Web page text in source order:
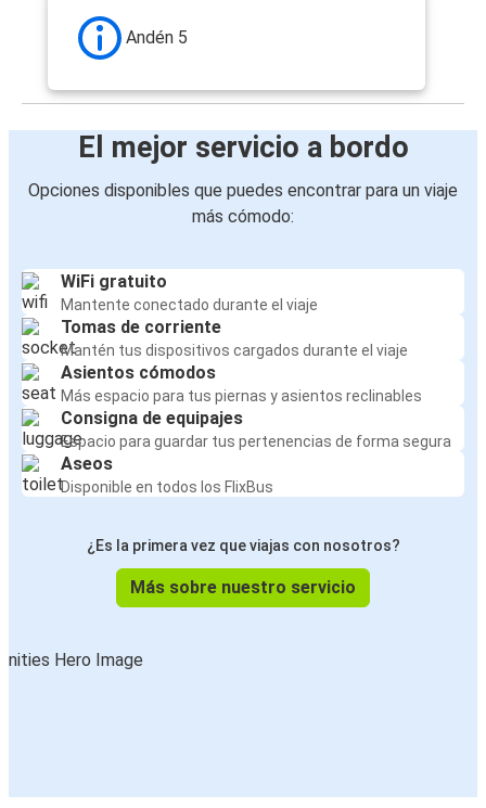
Andén 5
El mejor servicio a bordo
Opciones disponibles que puedes encontrar para un viaje
más cómodo:
WiFi gratuito
Mantente conectado durante el viaje
Tomas de corriente
Mantén tus dispositivos cargados durante el viaje
Asientos cómodos
Más espacio para tus piernas y asientos reclinables
Consigna de equipajes
Espacio para guardar tus pertenencias de forma segura
Aseos
Disponible en todos los FlixBus
¿Es la primera vez que viajas con nosotros?
Más sobre nuestro servicio